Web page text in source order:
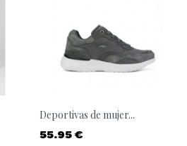
Deportivas de mujer...
Precio
55.95 €